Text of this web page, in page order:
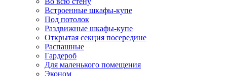
Встроенные шкафы-купе
Под потолок
Раздвижные шкафы-купе
Открытая секция посередине
Распашные
Гардероб
Для маленького помещения
Эконом